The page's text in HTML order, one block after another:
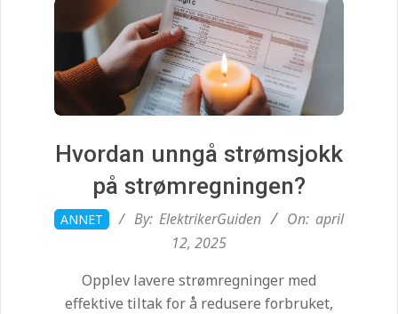
Hvordan unngå strømsjokk
på strømregningen?
2025-
04-
ANNET By: ElektrikerGuiden On: april
12, 2025
Opplev lavere strømregninger med
effektive tiltak for å redusere forbruket,